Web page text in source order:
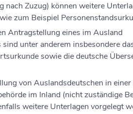
nach Zuzug) können weitere
zum Beispiel
Antragstellung eines im Ausland
sind unter anderem insbesondere
sowie die deutsche
von Auslandsdeutschen in einer
im Inland (nicht zuständige
weitere Unterlagen vorgelegt